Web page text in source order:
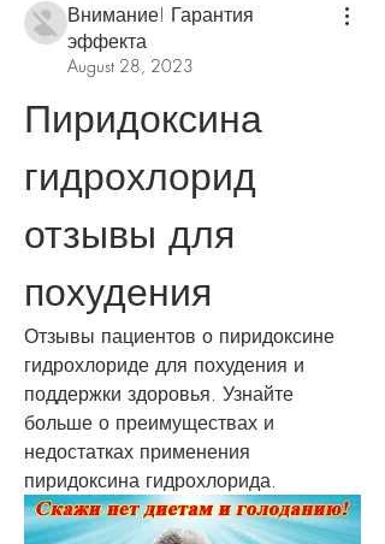
Внимание! Гарантия
эффекта
August 28, 2023
Пиридоксина
гидрохлорид
отзывы для
похудения
Отзывы пациентов о пиридоксине
гидрохлориде для похудения и
поддержки здоровья. Узнайте
больше о преимуществах и
недостатках применения
пиридоксина гидрохлорида.